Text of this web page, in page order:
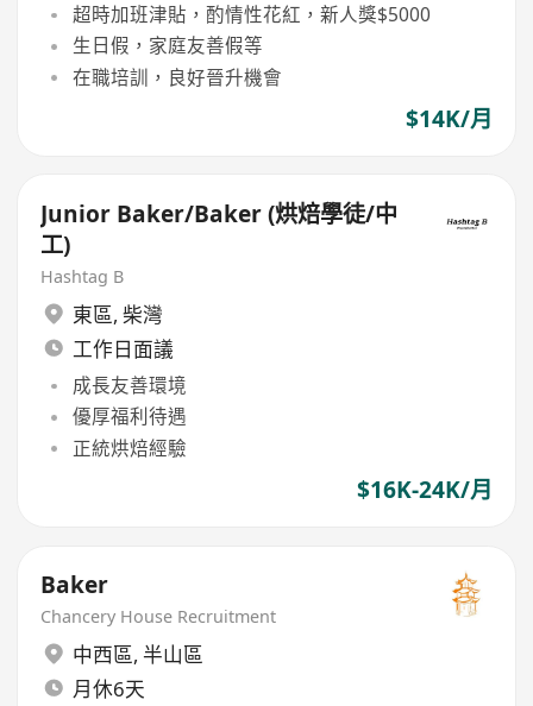
超時加班津貼，酌情性花紅，新人獎$5000
生日假，家庭友善假等
在職培訓，良好晉升機會
$14K/月
Junior Baker/Baker (烘焙學徒/中
工)
Hashtag B
東區, 柴灣
工作日面議
成長友善環境
優厚福利待遇
正統烘焙經驗
$16K-24K/月
Baker
Chancery House Recruitment
中西區, 半山區
月休6天